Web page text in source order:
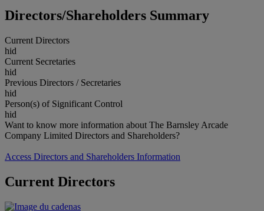
Directors/Shareholders Summary
Current Directors
hid
Current Secretaries
hid
Previous Directors / Secretaries
hid
Person(s) of Significant Control
hid
Want to know more information about The Barnsley Arcade
Company Limited Directors and Shareholders?
Access Directors and Shareholders Information
Current Directors